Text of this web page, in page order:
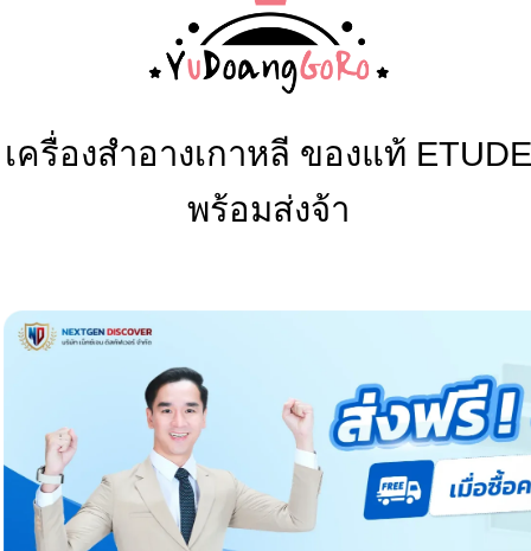
เครื่องสำอางเกาหลี ของแท้ ETUDE
พร้อมส่งจ้า